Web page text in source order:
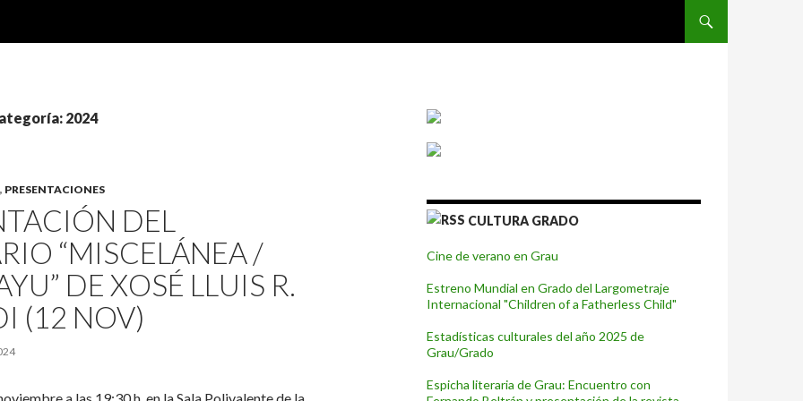
2024
, PRESENTACIONES
DEL
“MISCELÁNEA /
DE XOSÉ LLUIS R.
(12 NOV)
CULTURA GRADO
Cine de verano en Grau
Estreno Mundial en Grado del Largometraje
Internacional "Children of a Fatherless Child"
Estadísticas culturales del año 2025 de
Grau/Grado
Espicha literaria de Grau: Encuentro con